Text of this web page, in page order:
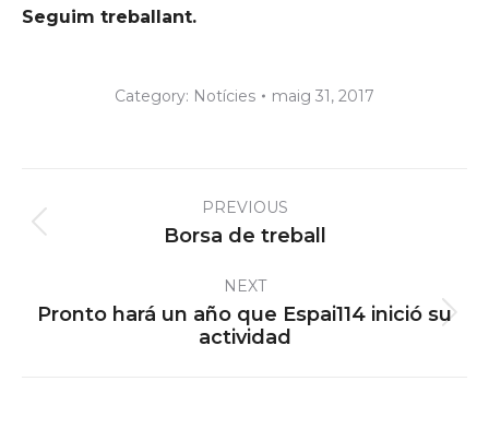
Seguim treballant.
Category: Notícies maig 31, 2017
navigationPREVIOUS
Previous
Borsa de treball
NEXT
Next
post:
Pronto hará un año que Espai114 inició su
actividad